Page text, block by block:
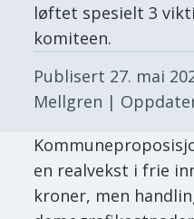
løftet spesielt 3
komiteen.
Publisert 27. mai
Mellgren |
en realvekst i frie
kroner, men